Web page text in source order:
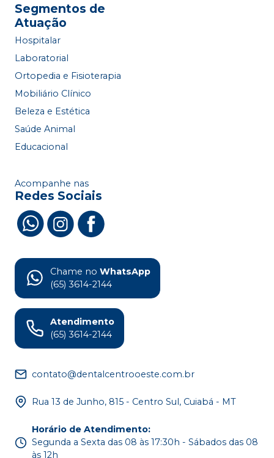
Segmentos de
Atuação
Hospitalar
Laboratorial
Ortopedia e Fisioterapia
Mobiliário Clínico
Beleza e Estética
Saúde Animal
Educacional
Acompanhe nas
Redes Sociais
Chame no WhatsApp
(65) 3614-2144
Atendimento
(65) 3614-2144
contato@dentalcentrooeste.com.br
Rua 13 de Junho, 815 - Centro Sul, Cuiabá - MT
Horário de Atendimento:
Segunda a Sexta das 08 às 17:30h - Sábados das 08
às 12h